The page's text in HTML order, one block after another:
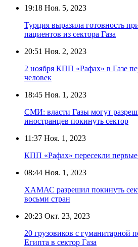
19:18 Ноя. 5, 2023
Турция выразила готовность
пациентов из сектора Газа
20:51 Ноя. 2, 2023
2 ноября КПП «Рафах» в Газе
человек
18:45 Ноя. 1, 2023
СМИ: власти Газы могут
иностранцев покинуть сектор
11:37 Ноя. 1, 2023
КПП «Рафах» пересекли
08:44 Ноя. 1, 2023
ХАМАС разрешил покинуть
восьми стран
20:23 Окт. 23, 2023
20 грузовиков с гуманитарной
Египта в сектор Газа